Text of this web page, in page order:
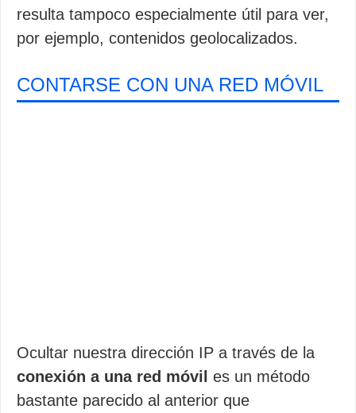
resulta tampoco especialmente útil para ver,
por ejemplo, contenidos geolocalizados.
CONTARSE CON UNA RED MÓVIL
Ocultar nuestra dirección IP a través de la
conexión a una red móvil es un método
bastante parecido al anterior que